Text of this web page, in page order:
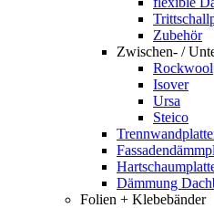
Zubehör
Zwischen- /
Rockwool
Isover
Ursa
Steico
Dämmung
Folien + Klebebänder